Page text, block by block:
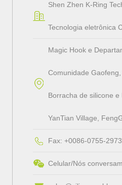
Shen Zhen K-Ring
Tecnologia eletrônica
Magic Hook e
Comunidade
Borracha de silicone e
YanTian Village,
Fax: +0086-0755-
Celular/Nós